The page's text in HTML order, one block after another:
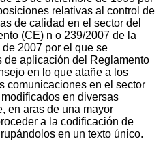
relativas al control de
de calidad en el sector del
(CE) n o 239/2007 de la
2007 por el que se
de aplicación del Reglamento
en lo que atañe a los
comunicaciones en el sector
en diversas
en aras de una mayor
a la codificación de
en un texto único.